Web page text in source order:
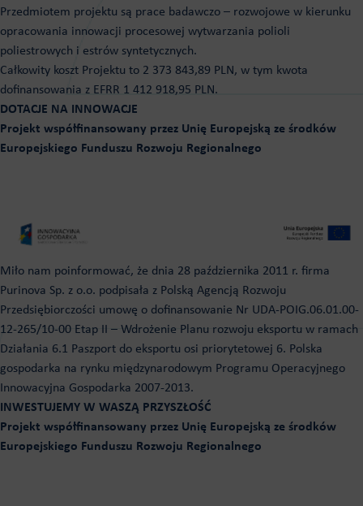
Przedmiotem projektu są prace badawczo – rozwojowe w kierunku
opracowania innowacji procesowej wytwarzania polioli
poliestrowych i estrów syntetycznych.
Całkowity koszt Projektu to 2 373 843,89 PLN, w tym kwota
dofinansowania z EFRR 1 412 918,95 PLN.
DOTACJE NA INNOWACJE
Projekt współfinansowany przez Unię Europejską ze środków
Europejskiego Funduszu Rozwoju Regionalnego
Miło nam poinformować, że dnia 28 października 2011 r. firma
Purinova Sp. z o.o. podpisała z Polską Agencją Rozwoju
Przedsiębiorczości umowę o dofinansowanie Nr UDA-POIG.06.01.00-
12-265/10-00 Etap II – Wdrożenie Planu rozwoju eksportu w ramach
Działania 6.1 Paszport do eksportu osi priorytetowej 6. Polska
gospodarka na rynku międzynarodowym Programu Operacyjnego
Innowacyjna Gospodarka 2007-2013.
INWESTUJEMY W WASZĄ PRZYSZŁOŚĆ
Projekt współfinansowany przez Unię Europejską ze środków
Europejskiego Funduszu Rozwoju Regionalnego